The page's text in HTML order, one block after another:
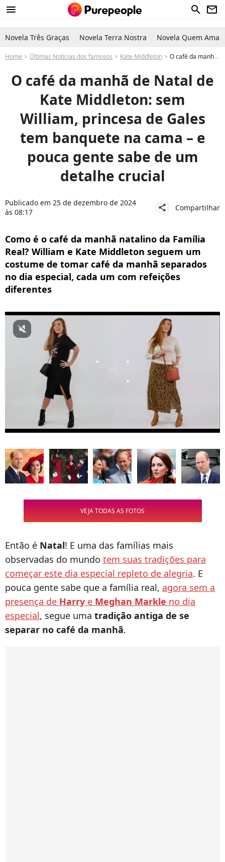
menu search newsletter
Novela Três Graças Novela Terra Nostra Novela Quem Ama
Home Últimas Notícias dos famosos Kate Middleton O café da manhã de Natal de Kate Middleton: princesa tem banquete na cama, mas pouca gente sabe de um detalhe envolvendo William
O café da manhã de Natal de
Kate Middleton: sem
William, princesa de Gales
tem banquete na cama – e
pouca gente sabe de um
detalhe crucial
Publicado em 25 de dezembro de 2024
às 08:17
share Compartilhar
Como é o café da manhã natalino da Família
Real? William e Kate Middleton seguem um
costume de tomar café da manhã separados
no dia especial, cada um com refeições
diferentes
VEJA TODAS AS FOTOS
Então é Natal! E uma das famílias mais
observadas do mundo tem suas tradições para
começar este dia especial repleto de alegria. E
pouca gente sabe que a família real, agora sem a
presença de Harry e Meghan Markle no dia
especial, segue uma tradição antiga de se
separar no café da manhã.